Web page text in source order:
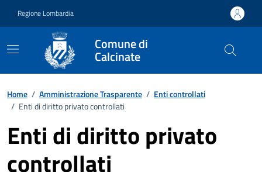
Regione Lombardia
Comune di
Calcinate
Home / Amministrazione Trasparente / Enti controllati
/ Enti di diritto privato controllati
Enti di diritto privato
controllati